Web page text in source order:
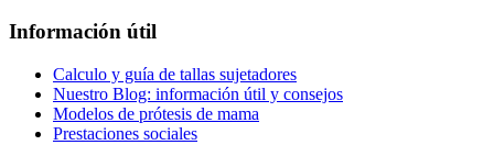
Información útil
Calculo y guía de tallas sujetadores
Nuestro Blog: información útil y consejos
Modelos de prótesis de mama
Prestaciones sociales